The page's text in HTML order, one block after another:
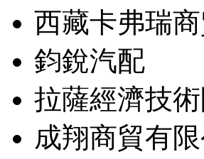
西藏卡弗瑞
鈞銳汽配
拉薩經濟技
成翔商貿有限